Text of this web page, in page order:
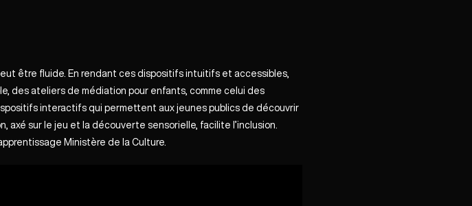
être fluide. En rendant ces dispositifs intuitifs et accessibles,
des ateliers de médiation pour enfants, comme celui des
interactifs qui permettent aux jeunes publics de découvrir
sur le jeu et la découverte sensorielle, facilite l’inclusion.
Ministère de la Culture